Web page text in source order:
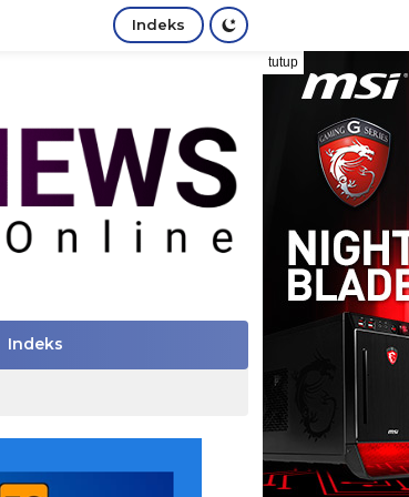
Indeks
tutup
Indeks